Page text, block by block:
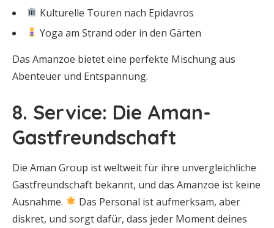
Kulturelle Touren nach Epidavros
Yoga am Strand oder in den Gärten
Das Amanzoe bietet eine perfekte Mischung aus
Abenteuer und Entspannung.
8. Service: Die Aman-
Gastfreundschaft
Die Aman Group ist weltweit für ihre unvergleichliche
Gastfreundschaft bekannt, und das Amanzoe ist keine
Ausnahme.
Das Personal ist aufmerksam, aber
diskret, und sorgt dafür, dass jeder Moment deines